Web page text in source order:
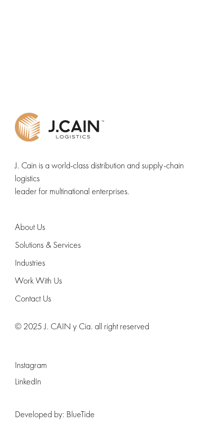
J. Cain is a world-class distribution and supply-chain
logistics
leader for multinational enterprises.
About Us
Solutions & Services
Industries
Work With Us
Contact Us
© 2025 J. CAIN y Cia. all right reserved
Instagram
LinkedIn
Developed by: BlueTide